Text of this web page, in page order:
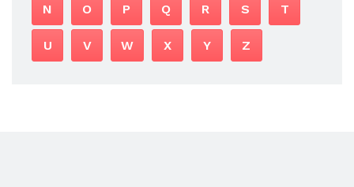
N O P Q R S T
U V W X Y Z